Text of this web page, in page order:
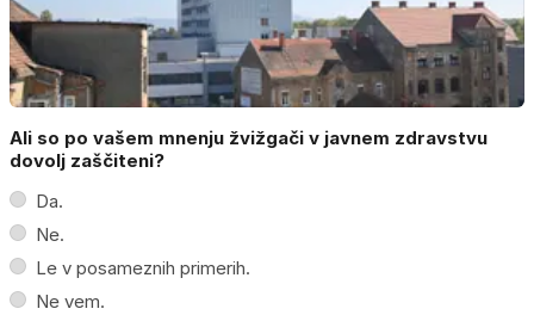
Ali so po vašem mnenju žvižgači v javnem zdravstvu
dovolj zaščiteni?
Da.
Ne.
Le v posameznih primerih.
Ne vem.